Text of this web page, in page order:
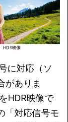
に対応（ソ
がありま
HDR映像で
「対応信号モ